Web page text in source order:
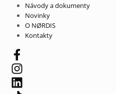
Návody a dokumenty
Novinky
O NØRDIS
Kontakty